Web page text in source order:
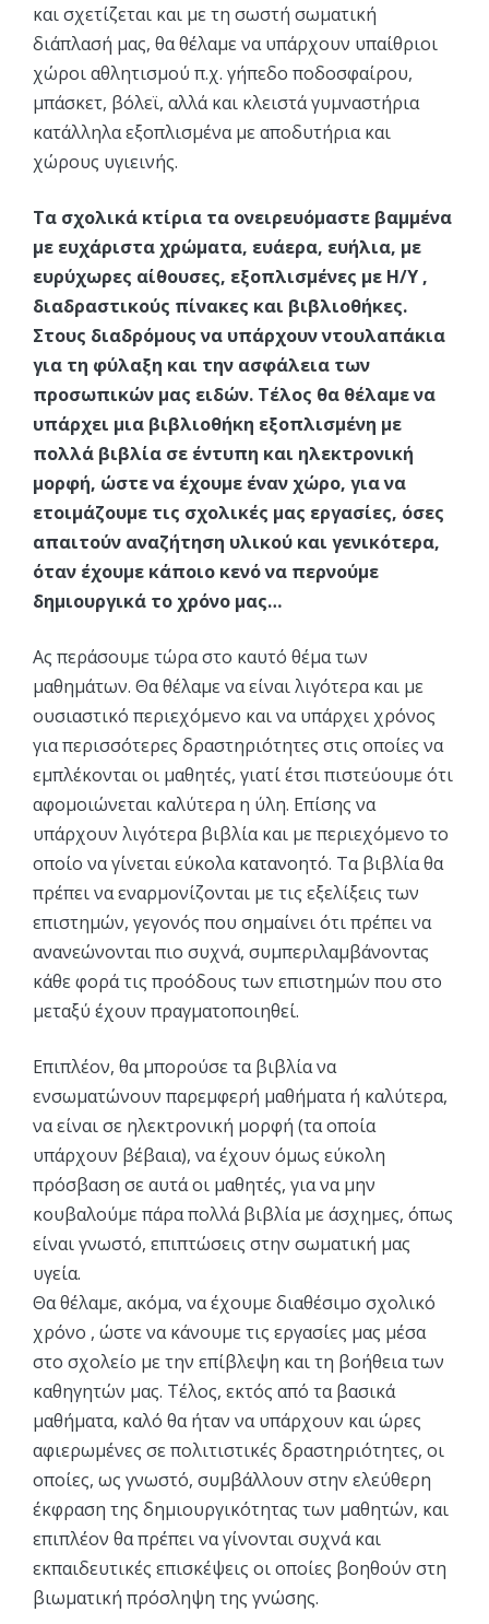
και σχετίζεται και με τη σωστή σωματική
διάπλασή μας, θα θέλαμε να υπάρχουν υπαίθριοι
χώροι αθλητισμού π.χ. γήπεδο ποδοσφαίρου,
μπάσκετ, βόλεϊ, αλλά και κλειστά γυμναστήρια
κατάλληλα εξοπλισμένα με αποδυτήρια και
χώρους υγιεινής.
Τα σχολικά κτίρια τα ονειρευόμαστε βαμμένα
με ευχάριστα χρώματα, ευάερα, ευήλια, με
ευρύχωρες αίθουσες, εξοπλισμένες με Η/Υ ,
διαδραστικούς πίνακες και βιβλιοθήκες.
Στους διαδρόμους να υπάρχουν ντουλαπάκια
για τη φύλαξη και την ασφάλεια των
προσωπικών μας ειδών. Τέλος θα θέλαμε να
υπάρχει μια βιβλιοθήκη εξοπλισμένη με
πολλά βιβλία σε έντυπη και ηλεκτρονική
μορφή, ώστε να έχουμε έναν χώρο, για να
ετοιμάζουμε τις σχολικές μας εργασίες, όσες
απαιτούν αναζήτηση υλικού και γενικότερα,
όταν έχουμε κάποιο κενό να περνούμε
δημιουργικά το χρόνο μας…
Ας περάσουμε τώρα στο καυτό θέμα των
μαθημάτων. Θα θέλαμε να είναι λιγότερα και με
ουσιαστικό περιεχόμενο και να υπάρχει χρόνος
για περισσότερες δραστηριότητες στις οποίες να
εμπλέκονται οι μαθητές, γιατί έτσι πιστεύουμε ότι
αφομοιώνεται καλύτερα η ύλη. Επίσης να
υπάρχουν λιγότερα βιβλία και με περιεχόμενο το
οποίο να γίνεται εύκολα κατανοητό. Τα βιβλία θα
πρέπει να εναρμονίζονται με τις εξελίξεις των
επιστημών, γεγονός που σημαίνει ότι πρέπει να
ανανεώνονται πιο συχνά, συμπεριλαμβάνοντας
κάθε φορά τις προόδους των επιστημών που στο
μεταξύ έχουν πραγματοποιηθεί.
Επιπλέον, θα μπορούσε τα βιβλία να
ενσωματώνουν παρεμφερή μαθήματα ή καλύτερα,
να είναι σε ηλεκτρονική μορφή (τα οποία
υπάρχουν βέβαια), να έχουν όμως εύκολη
πρόσβαση σε αυτά οι μαθητές, για να μην
κουβαλούμε πάρα πολλά βιβλία με άσχημες, όπως
είναι γνωστό, επιπτώσεις στην σωματική μας
υγεία.
Θα θέλαμε, ακόμα, να έχουμε διαθέσιμο σχολικό
χρόνο , ώστε να κάνουμε τις εργασίες μας μέσα
στο σχολείο με την επίβλεψη και τη βοήθεια των
καθηγητών μας. Τέλος, εκτός από τα βασικά
μαθήματα, καλό θα ήταν να υπάρχουν και ώρες
αφιερωμένες σε πολιτιστικές δραστηριότητες, οι
οποίες, ως γνωστό, συμβάλλουν στην ελεύθερη
έκφραση της δημιουργικότητας των μαθητών, και
επιπλέον θα πρέπει να γίνονται συχνά και
εκπαιδευτικές επισκέψεις οι οποίες βοηθούν στη
βιωματική πρόσληψη της γνώσης.